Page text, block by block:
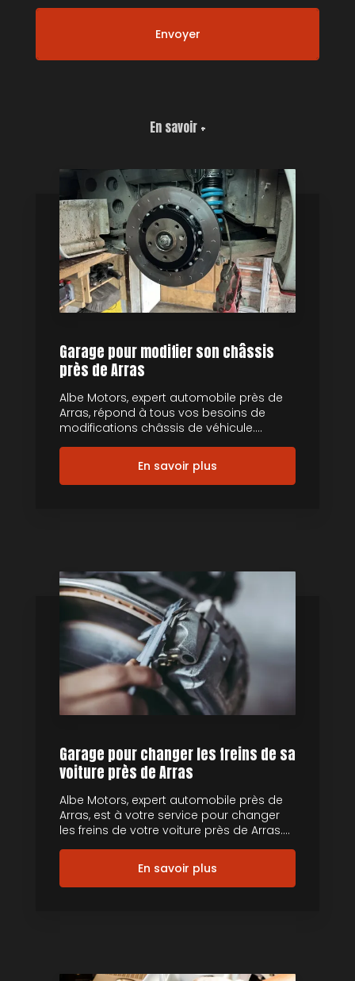
En savoir +
Garage pour modifier son châssis
près de Arras
Albe Motors, expert automobile près de
Arras, répond à tous vos besoins de
modifications châssis de véhicule....
En savoir plus
Garage pour changer les freins de sa
voiture près de Arras
Albe Motors, expert automobile près de
Arras, est à votre service pour changer
les freins de votre voiture près de Arras....
En savoir plus